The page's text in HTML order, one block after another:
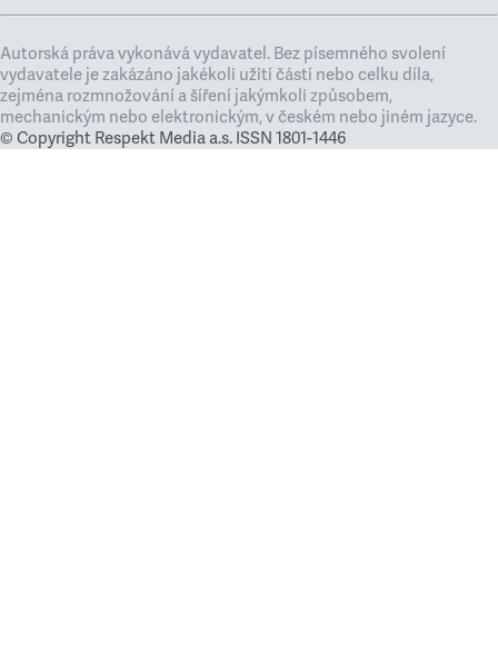
Autorská práva vykonává vydavatel. Bez písemného svolení
vydavatele je zakázáno jakékoli užití částí nebo celku díla,
zejména rozmnožování a šíření jakýmkoli způsobem,
mechanickým nebo elektronickým, v českém nebo jiném jazyce.
© Copyright Respekt Media a.s. ISSN 1801-1446